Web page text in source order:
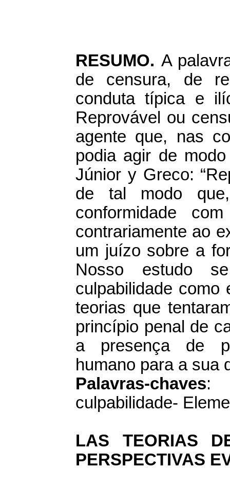
RESUMO. A
de censura, de
conduta típica e
Reprovável ou
agente que, nas
podia agir de
Júnior y Greco:
de tal modo
conformidade
contrariamente ao
um juízo sobre a
Nosso estudo
culpabilidade como
teorias que
princípio penal de
a presença de
humano para a sua
Palavras-chaves:
culpabilidade-
LAS TEORIAS
PERSPECTIVAS